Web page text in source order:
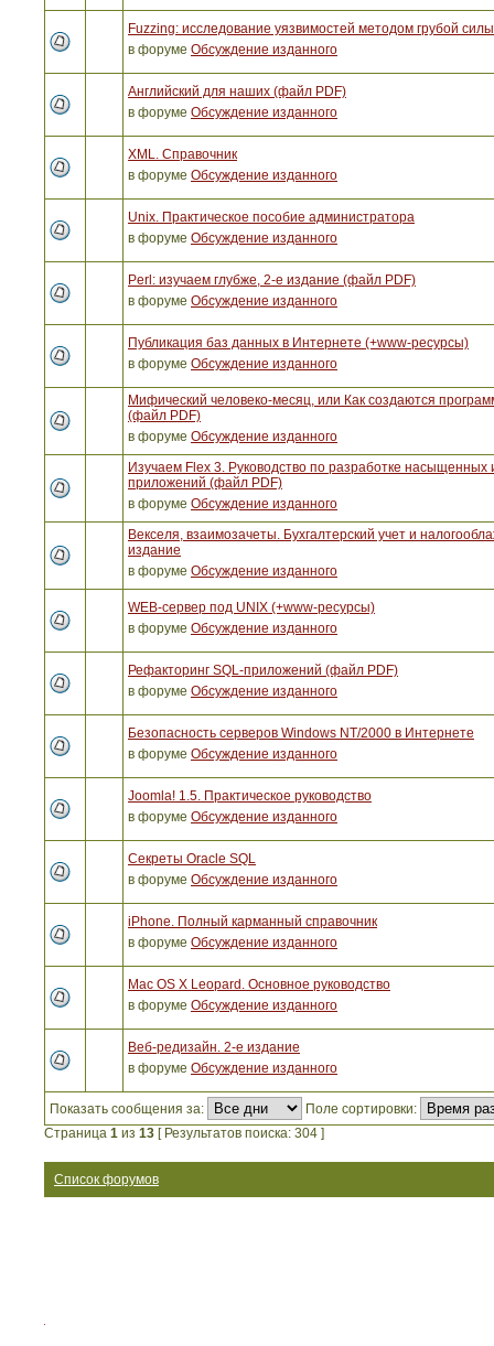
Fuzzing: исследование уязвимостей методом грубой
в форуме Обсуждение изданного
Английский для наших (файл PDF)
в форуме Обсуждение изданного
XML. Справочник
в форуме Обсуждение изданного
Unix. Практическое пособие администратора
в форуме Обсуждение изданного
Perl: изучаем глубже, 2-е издание (файл PDF)
в форуме Обсуждение изданного
Публикация баз данных в Интернете (+www-ресурсы)
в форуме Обсуждение изданного
Мифический человеко-месяц, или Как создаются
(файл PDF)
в форуме Обсуждение изданного
Изучаем Flex 3. Руководство по разработке насыщенных
приложений (файл PDF)
в форуме Обсуждение изданного
Векселя, взаимозачеты. Бухгалтерский учет и
издание
в форуме Обсуждение изданного
WEB-сервер под UNIX (+www-ресурсы)
в форуме Обсуждение изданного
Рефакторинг SQL-приложений (файл PDF)
в форуме Обсуждение изданного
Безопасность серверов Windows NT/2000 в Интернете
в форуме Обсуждение изданного
Joomla! 1.5. Практическое руководство
в форуме Обсуждение изданного
Секреты Oracle SQL
в форуме Обсуждение изданного
iPhone. Полный карманный справочник
в форуме Обсуждение изданного
Mac OS X Leopard. Основное руководство
в форуме Обсуждение изданного
Веб-редизайн. 2-е издание
в форуме Обсуждение изданного
Показать сообщения за:
Поле сортировки:
Страница 1 из 13 [ Результатов поиска: 304 ]
Список форумов